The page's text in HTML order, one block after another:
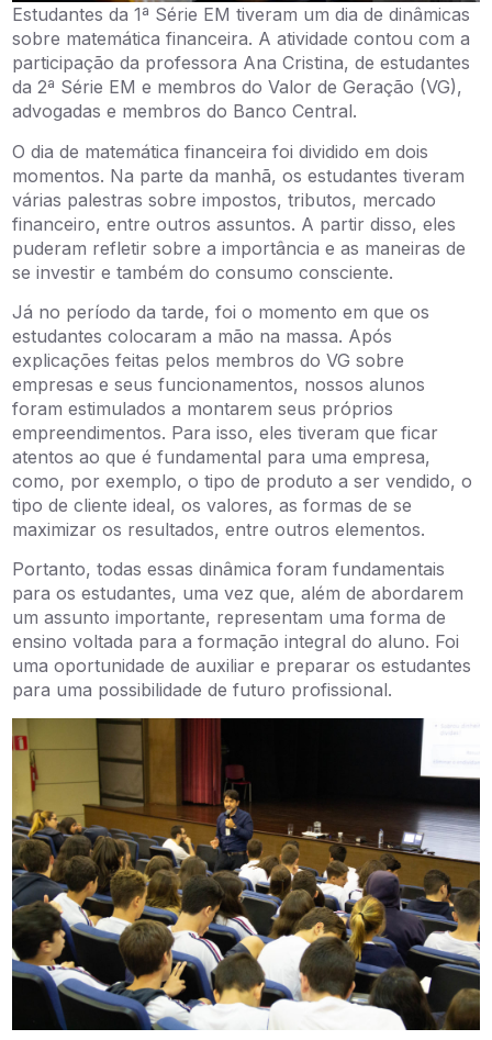
Estudantes da 1ª Série EM tiveram um dia de dinâmicas
sobre matemática financeira. A atividade contou com a
participação da professora Ana Cristina, de estudantes
da 2ª Série EM e membros do Valor de Geração (VG),
advogadas e membros do Banco Central.
O dia de matemática financeira foi dividido em dois
momentos. Na parte da manhã, os estudantes tiveram
várias palestras sobre impostos, tributos, mercado
financeiro, entre outros assuntos. A partir disso, eles
puderam refletir sobre a importância e as maneiras de
se investir e também do consumo consciente.
Já no período da tarde, foi o momento em que os
estudantes colocaram a mão na massa. Após
explicações feitas pelos membros do VG sobre
empresas e seus funcionamentos, nossos alunos
foram estimulados a montarem seus próprios
empreendimentos. Para isso, eles tiveram que ficar
atentos ao que é fundamental para uma empresa,
como, por exemplo, o tipo de produto a ser vendido, o
tipo de cliente ideal, os valores, as formas de se
maximizar os resultados, entre outros elementos.
Portanto, todas essas dinâmica foram fundamentais
para os estudantes, uma vez que, além de abordarem
um assunto importante, representam uma forma de
ensino voltada para a formação integral do aluno. Foi
uma oportunidade de auxiliar e preparar os estudantes
para uma possibilidade de futuro profissional.